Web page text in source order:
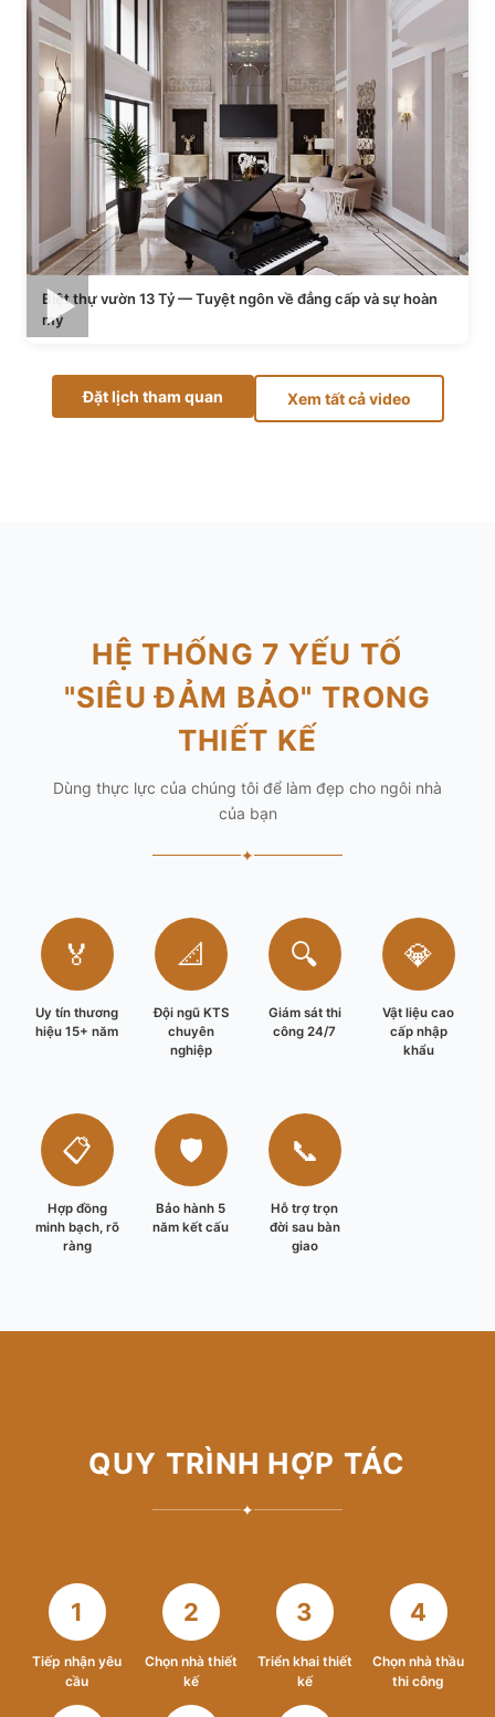
Biệt thự vườn 13 Tỷ — Tuyệt ngôn về đẳng cấp và sự hoàn
mỹ
Đặt lịch tham quan Xem tất cả video
HỆ THỐNG 7 YẾU TỐ
"SIÊU ĐẢM BẢO" TRONG
THIẾT KẾ
Dùng thực lực của chúng tôi để làm đẹp cho ngôi nhà
của bạn
✦
🏅
Uy tín thương
hiệu 15+ năm
📐
Đội ngũ KTS
chuyên
nghiệp
🔍
Giám sát thi
công 24/7
💎
Vật liệu cao
cấp nhập
khẩu
📋
Hợp đồng
minh bạch, rõ
ràng
🛡️
Bảo hành 5
năm kết cấu
📞
Hỗ trợ trọn
đời sau bàn
giao
QUY TRÌNH HỢP TÁC
✦
1
Tiếp nhận yêu
cầu
2
Chọn nhà thiết
kế
3
Triển khai thiết
kế
4
Chọn nhà thầu
thi công